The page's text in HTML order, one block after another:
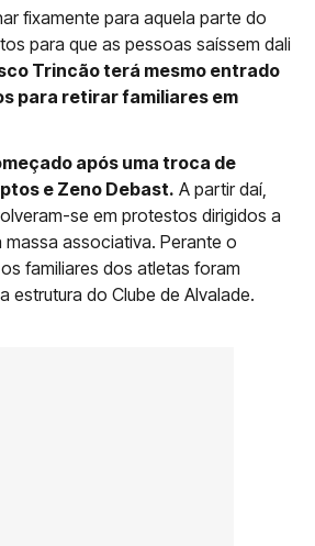
fixamente para aquela parte do
para que as pessoas saíssem dali
Trincão terá mesmo entrado
para retirar familiares em
após uma troca de
e Zeno Debast. A partir daí,
se em protestos dirigidos a
associativa. Perante o
familiares dos atletas foram
estrutura do Clube de Alvalade.